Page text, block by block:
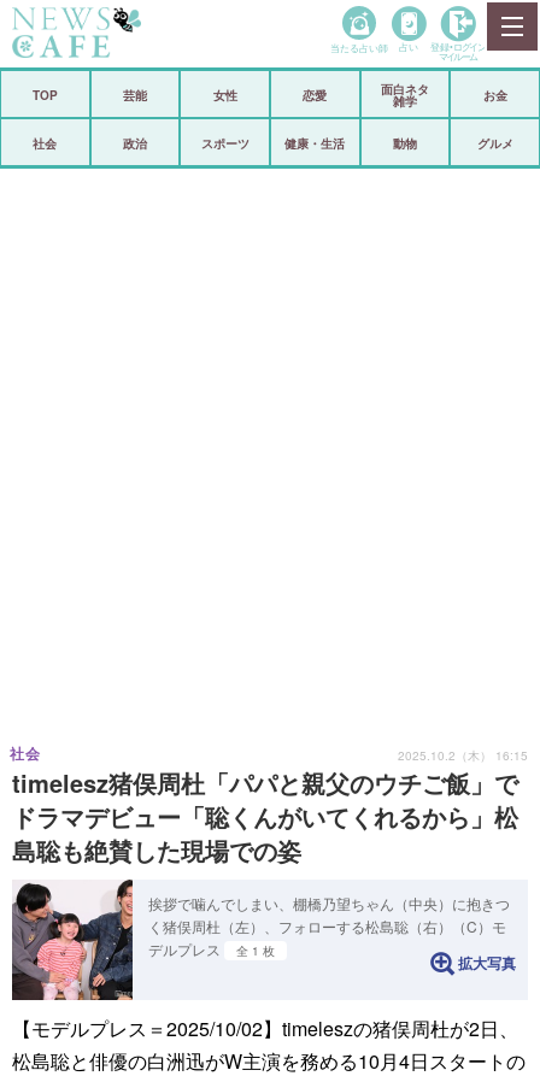
政治
当たる占い師 占い 登録• ログイン
マイルーム
TOP 芸能 女性 恋愛
面白ネタ
雑学
お金
社会 政治 スポーツ 健康・生活 動物 グルメ
timelesz猪俣周杜「パパと親父のウチご飯」で
ドラマデビュー「聡くんがいてくれるから」松
島聡も絶賛した現場での姿
社会 2025.10.2（木） 16:15
挨拶で噛んでしまい、棚橋乃望ちゃん（中央）に抱きつ
く猪俣周杜（左）、フォローする松島聡（右）（C）モ
デルプレス
全 1 枚
拡大写真
【モデルプレス＝2025/10/02】timeleszの猪俣周杜が2日、
松島聡と俳優の白洲迅がW主演を務める10月4日スタートの